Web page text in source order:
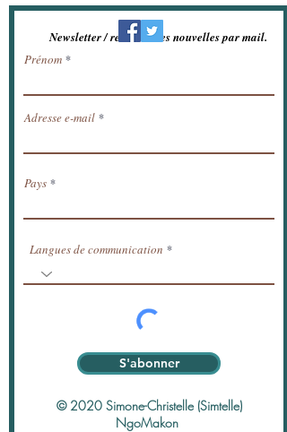
Newsletter / recevoir les nouvelles par mail.
Prénom
Adresse e-mail
Pays
Langues de communication
S'abonner
© 2020 Simone-Christelle (Simtelle)
NgoMakon